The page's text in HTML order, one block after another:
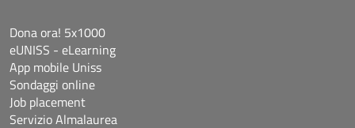
Dona ora! 5x1000
eUNISS - eLearning
App mobile Uniss
Sondaggi online
Job placement
Servizio Almalaurea